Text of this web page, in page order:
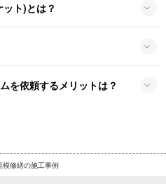
ト)とは？
を依頼するメリットは？
模修繕の施工事例